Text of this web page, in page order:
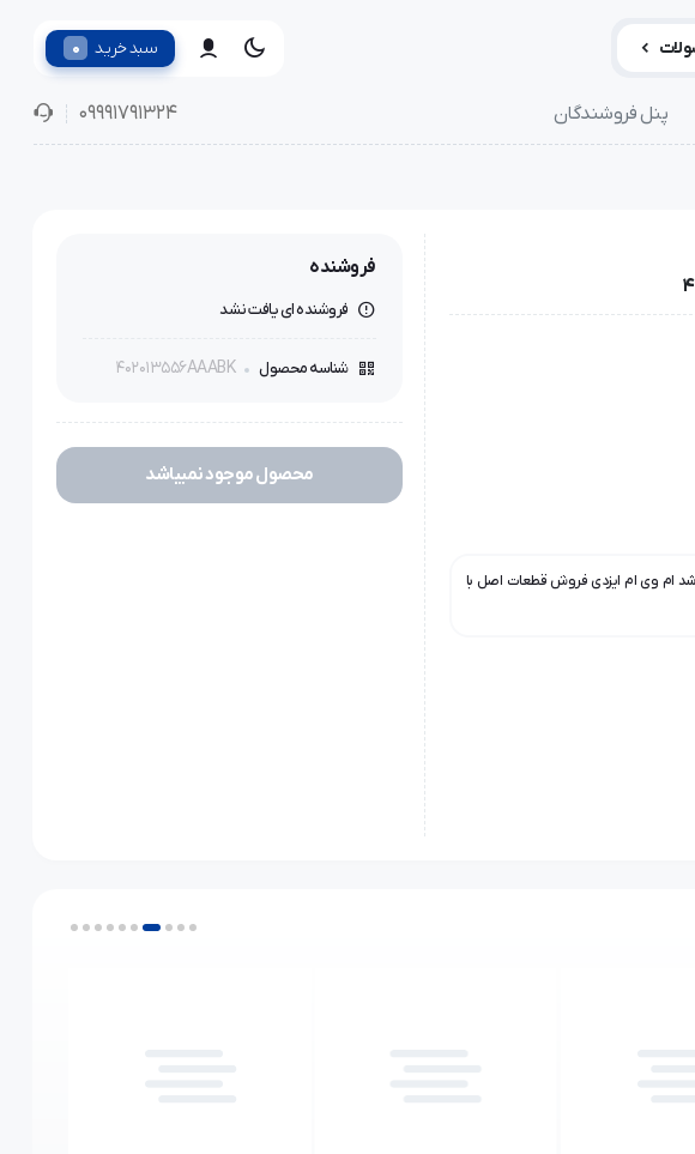
سبد خرید 0
پنل فروشندگان 09991791324
فونیکس تیگو ۸ پرو می باشد ام وی ام ایزدی فروش قطعات اصل با
فروشنده
فروشنده ای یافت نشد
شناسه محصول 402013556AAABK
محصول موجود نمیباشد